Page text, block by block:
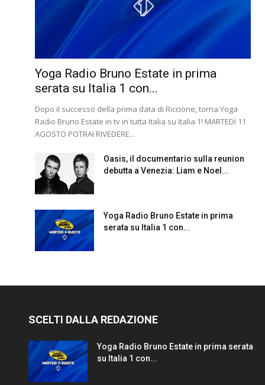
Yoga Radio Bruno Estate in prima
serata su Italia 1 con...
Dopo il successo della prima data di Riccione, torna Yoga
Radio Bruno Estate in tv in tutta Italia su Italia 1! MARTEDì 11
AGOSTO POTRAI RIVEDERE...
Oasis, il documentario sulla reunion
debutta a Venezia: Liam e Noel...
Yoga Radio Bruno Estate in prima
serata su Italia 1 con...
SCELTI DALLA REDAZIONE
Yoga Radio Bruno Estate in prima serata
su Italia 1 con...